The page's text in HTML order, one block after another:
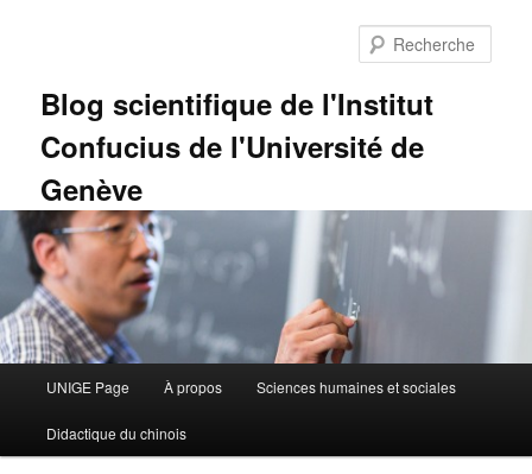
Blog scientifique de l'Institut
Confucius de l'Université de
Genève
principal
UNIGE Page À propos Sciences humaines et sociales
Didactique du chinois